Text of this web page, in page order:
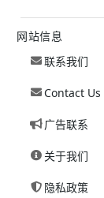
网站信息
联系我们
Contact Us
广告联系
关于我们
隐私政策